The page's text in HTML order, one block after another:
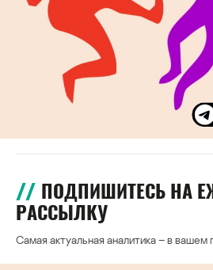
ПОДПИШИТЕСЬ НА
РАССЫЛКУ
Самая актуальная аналитика – в вашем